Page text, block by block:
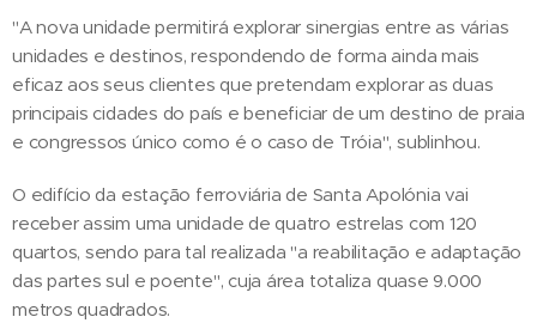
"A nova unidade permitirá explorar sinergias entre as várias
unidades e destinos, respondendo de forma ainda mais
eficaz aos seus clientes que pretendam explorar as duas
principais cidades do país e beneficiar de um destino de praia
e congressos único como é o caso de Tróia", sublinhou.
O edifício da estação ferroviária de Santa Apolónia vai
receber assim uma unidade de quatro estrelas com 120
quartos, sendo para tal realizada "a reabilitação e adaptação
das partes sul e poente", cuja área totaliza quase 9.000
metros quadrados.